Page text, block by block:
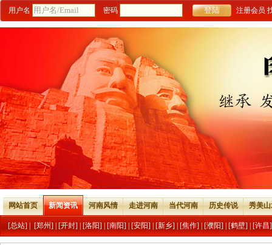
用户名 密码 注册会员
网站首页 新闻资讯 河南风情 走进河南 当代河南 历史传说 秀美
[总站] [郑州] [开封] [洛阳] [南阳] [安阳] [新乡] [焦作] [濮阳] [鹤壁] [许昌]